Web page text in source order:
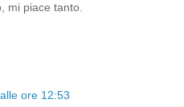
mi piace tanto.
ore 12:53